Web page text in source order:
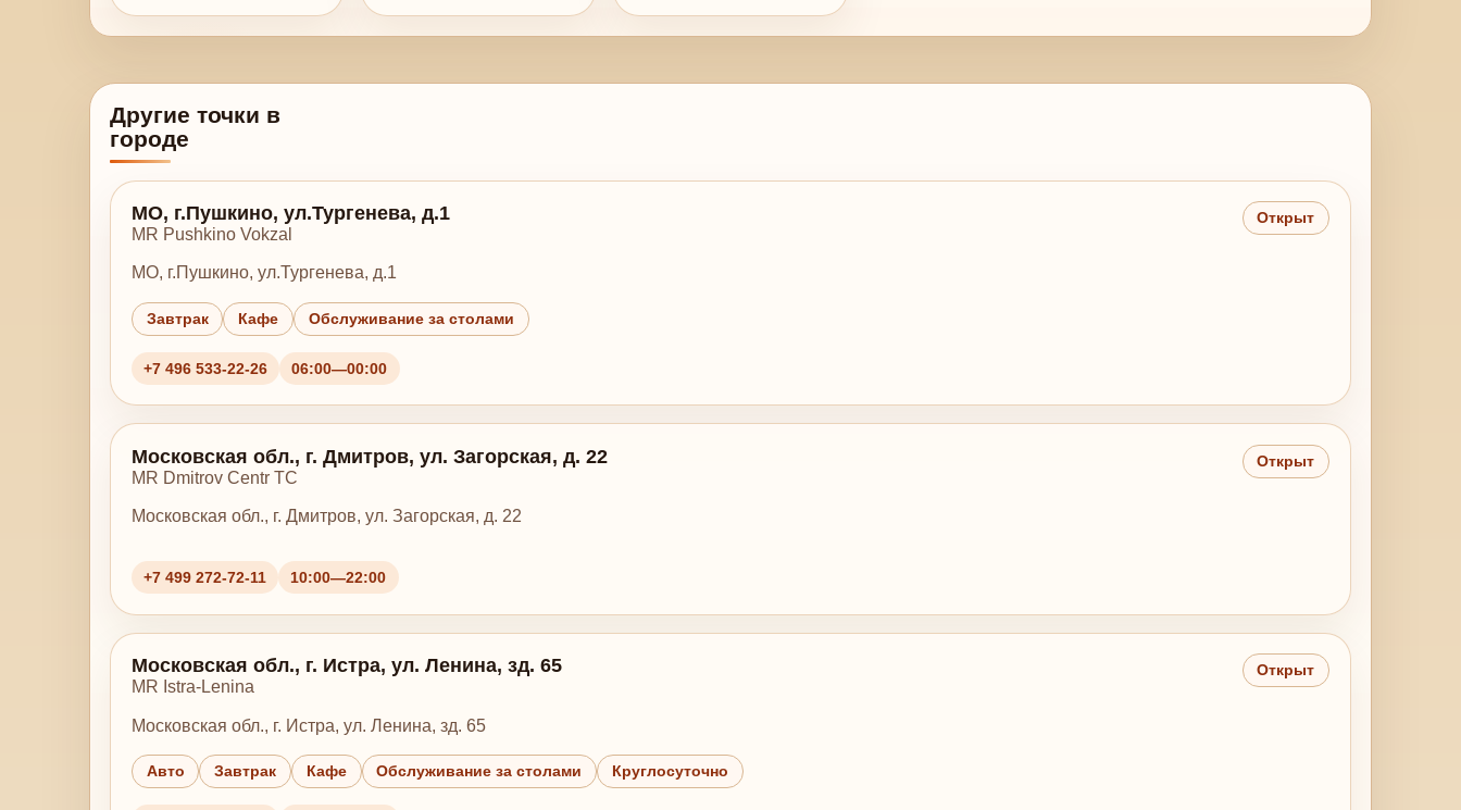
Другие точки в
городе
МО, г.Пушкино, ул.Тургенева, д.1
MR Pushkino Vokzal
Открыт
МО, г.Пушкино, ул.Тургенева, д.1
Завтрак Кафе Обслуживание за столами
+7 496 533-22-26 06:00—00:00
Московская обл., г. Дмитров, ул. Загорская, д. 22
MR Dmitrov Centr TC
Открыт
Московская обл., г. Дмитров, ул. Загорская, д. 22
+7 499 272-72-11 10:00—22:00
Московская обл., г. Истра, ул. Ленина, зд. 65
MR Istra-Lenina
Открыт
Московская обл., г. Истра, ул. Ленина, зд. 65
Авто Завтрак Кафе Обслуживание за столами Круглосуточно